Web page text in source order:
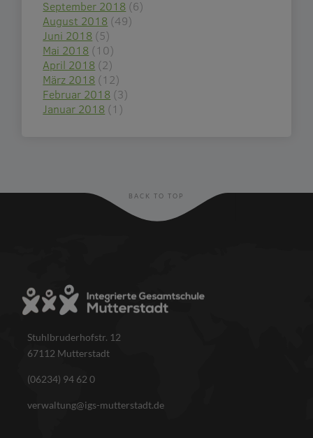
September 2018 (6)
August 2018 (49)
Juni 2018 (5)
Mai 2018 (10)
April 2018 (2)
März 2018 (12)
Februar 2018 (3)
Januar 2018 (1)
BACK TO TOP
Stuhlbruderhofstr. 12
67112 Mutterstadt
(06234) 94 62 0
verwaltung@igs-mutterstadt.de